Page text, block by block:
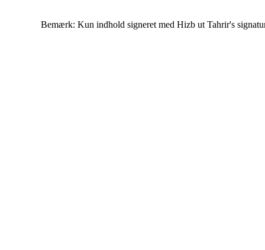
Bemærk: Kun indhold signeret med Hizb ut Tahrir's